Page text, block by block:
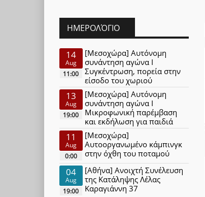
ΗΜΕΡΟΛΌΓΙΟ
14
Aug
11:00
[Μεσοχώρα] Αυτόνομη
συνάντηση αγώνα Ι
Συγκέντρωση, πορεία στην
είσοδο του χωριού
13
Aug
19:00
[Μεσοχώρα] Αυτόνομη
συνάντηση αγώνα Ι
Μικροφωνική παρέμβαση
και εκδήλωση για παιδιά
11
Aug
0:00
[Μεσοχώρα]
Αυτοοργανωμένο κάμπινγκ
στην όχθη του ποταμού
04
Aug
19:00
[Αθήνα] Ανοιχτή Συνέλευση
της Κατάληψης Λέλας
Καραγιάννη 37